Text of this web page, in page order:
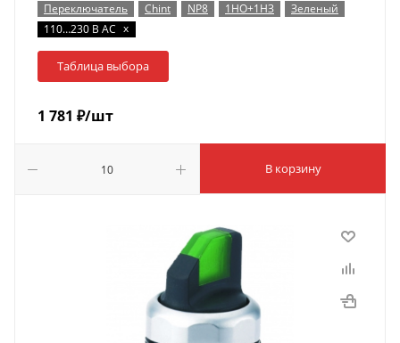
Переключатель Chint NP8 1НО+1НЗ
Зеленый
110…230 В AC x
Таблица выбора
1 781 ₽/шт
В корзину